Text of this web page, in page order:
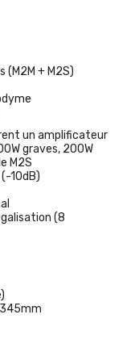
+ M2S)
un amplificateur
graves, 200W
M2S
10dB)
(8